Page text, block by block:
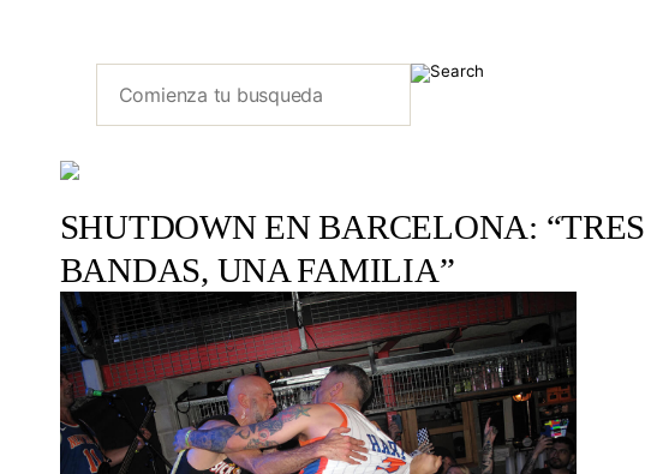
SHUTDOWN EN BARCELONA: “TRES
BANDAS, UNA FAMILIA”